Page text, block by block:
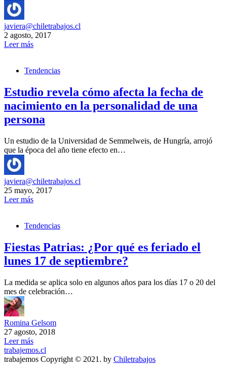
javiera@chiletrabajos.cl
2 agosto, 2017
Leer más
Tendencias
Estudio revela cómo afecta la fecha de
nacimiento en la personalidad de una
persona
Un estudio de la Universidad de Semmelweis, de Hungría, arrojó
que la época del año tiene efecto en…
javiera@chiletrabajos.cl
25 mayo, 2017
Leer más
Tendencias
Fiestas Patrias: ¿Por qué es feriado el
lunes 17 de septiembre?
La medida se aplica solo en algunos años para los días 17 o 20 del
mes de celebración…
Romina Gelsom
27 agosto, 2018
Leer más
trabajemos.cl
trabajemos Copyright © 2021. by Chiletrabajos